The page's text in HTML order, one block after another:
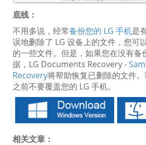
底线：
不用多说，经常备份您的 LG 手机是
误地删除了 LG 设备上的文件，您可
的一些文件。但是，如果您在没有备
据，LG Documents Recovery -
Recovery将帮助恢复已删除的文件
之前不要覆盖您的 LG 手机。
相关文章：